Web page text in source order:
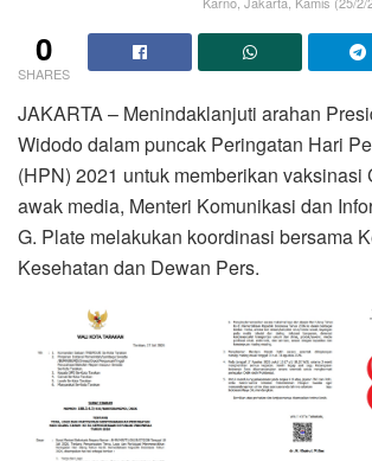
0
SHARES
JAKARTA – Menindaklanjuti arahan
Widodo dalam puncak Peringatan Hari
(HPN) 2021 untuk memberikan vaksinasi
awak media, Menteri Komunikasi dan
G. Plate melakukan koordinasi bersama
Kesehatan dan Dewan Pers.